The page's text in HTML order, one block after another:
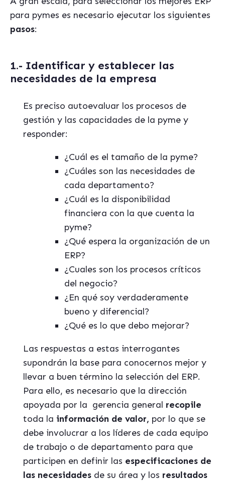
para pymes es necesario ejecutar los siguientes
pasos:
1.- Identificar y establecer las
necesidades de la empresa
Es preciso autoevaluar los procesos de
gestión y las capacidades de la pyme y
responder:
¿Cuál es el tamaño de la pyme?
¿Cuáles son las necesidades de
cada departamento?
¿Cuál es la disponibilidad
financiera con la que cuenta la
pyme?
¿Qué espera la organización de un
ERP?
¿Cuales son los procesos críticos
del negocio?
¿En qué soy verdaderamente
bueno y diferencial?
¿Qué es lo que debo mejorar?
Las respuestas a estas interrogantes
supondrán la base para conocernos mejor y
llevar a buen término la selección del ERP.
Para ello, es necesario que la dirección
apoyada por la gerencia general recopile
toda la información de valor, por lo que se
debe involucrar a los líderes de cada equipo
de trabajo o de departamento para que
participen en definir las especificaciones de
las necesidades de su área y los resultados